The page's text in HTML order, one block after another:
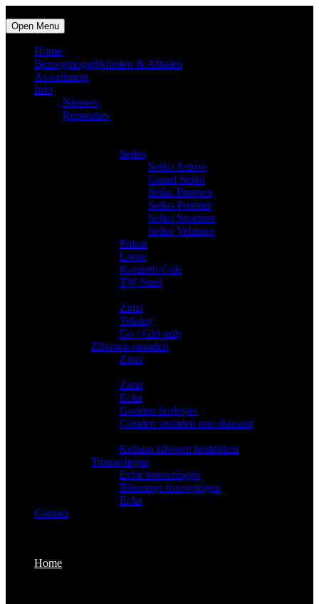
Open Menu
Home
Bezorgmogelijkheden & Afhalen
Assortiment
Info
Nieuws
Reparaties
Seiko
Seiko Astron
Grand Seiko
Seiko Prospex
Seiko Premier
Seiko Sportura
Seiko Velatura
Pulsar
Lorus
Kenneth Cole
TW Steel
Zinzi
Tekday
Go / Girl only
Zilveren sieraden
Zinzi
Zinzi
Eclat
Gouden horloges
Gouden sieraden met diamant
Keltum zilveren bestekken
Trouwringen
Eclat trouwringen
Bluerings trouwringen
Eclat
Contact
Home